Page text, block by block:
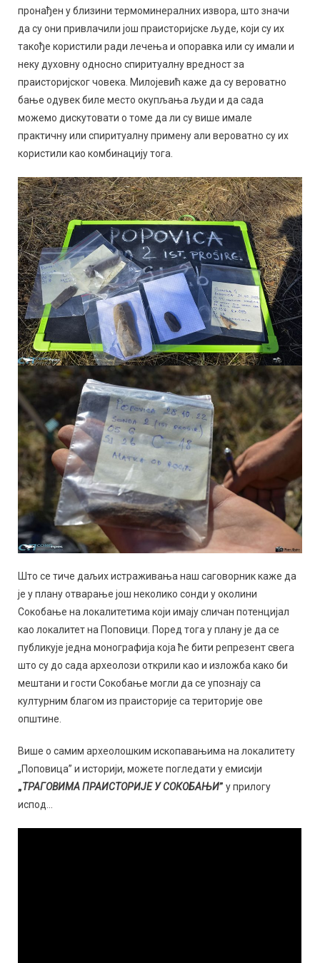
пронађен у близини термоминералних извора, што значи
да су они привлачили још праисторијске људе, који су их
такође користили ради лечења и опоравка или су имали и
неку духовну односно спиритуалну вредност за
праисторијског човека. Милојевић каже да су вероватно
бање одувек биле место окупљања људи и да сада
можемо дискутовати о томе да ли су више имале
практичну или спиритуалну примену али вероватно су их
користили као комбинацију тога.
Што се тиче даљих истраживања наш саговорник каже да
је у плану отварање још неколико сонди у околини
Сокобање на локалитетима који имају сличан потенцијал
као локалитет на Поповици. Поред тога у плану је да се
публикује једна монографија која ће бити репрезент свега
што су до сада археолози открили као и изложба како би
мештани и гости Сокобање могли да се упознају са
културним благом из праисторије са територије ове
општине.
Више о самим археолошким ископавањима на локалитету
„Поповица” и историји, можете погледати у емисији
„ТРАГОВИМА ПРАИСТОРИЈЕ У СОКОБАЊИ” у прилогу
испод…